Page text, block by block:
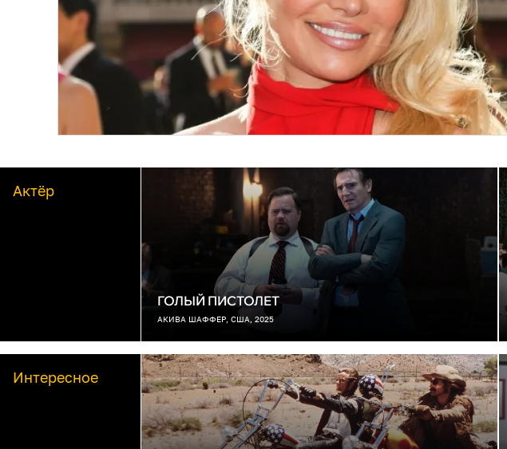
Актёр
ГОЛЫЙ ПИСТОЛЕТ
АКИВА ШАФФЕР, США, 2025
Интересное